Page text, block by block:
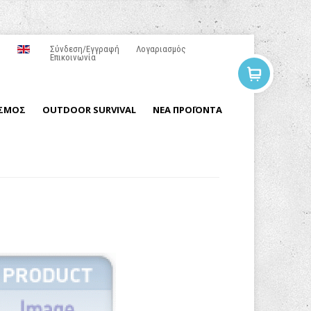
Σύνδεση/Εγγραφή
Λογαριασμός
Επικοινωνία
OUTDOOR SURVIVAL ΝΕΑ ΠΡΟΪΟΝΤΑ